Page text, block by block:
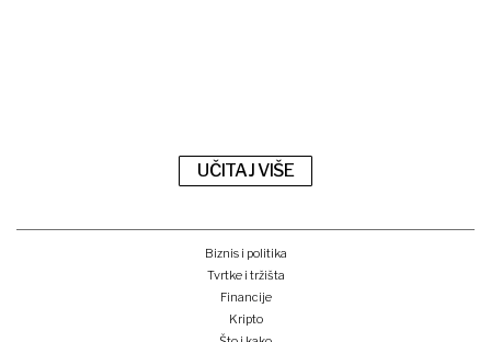
UČITAJ VIŠE
Biznis i politika
Tvrtke i tržišta
Financije
Kripto